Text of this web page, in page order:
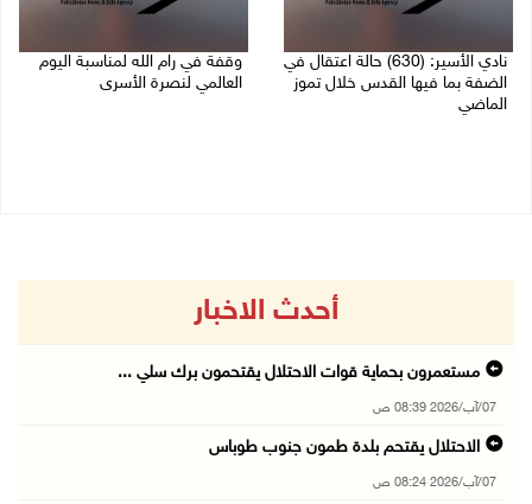
نادي الأسير: (630) حالة اعتقال في
الضفة بما فيها القدس خلال تموز
الماضي
وقفة في رام الله لمناسبة اليوم
العالمي لنصرة الأسرى
أحدث الاخبار
مستعمرون بحماية قوات الاحتلال يقتحمون برك سلي ...
07/آب/2026 08:39 ص
الاحتلال يقتحم بلدة طمون جنوب طوباس
07/آب/2026 08:24 ص